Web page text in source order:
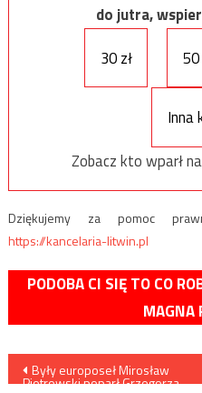
do jutra,
30 zł
50
Inna
Zobacz kto wparł
Dziękujemy za pomoc
https://kancelaria-litwin.pl
PODOBA CI SIĘ TO CO
MAGNA
Nawigacja
Były europoseł Mirosław
Piotrowski poparł Grzegorza